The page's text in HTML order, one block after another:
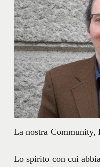
La nostra Community,
Lo spirito con cui